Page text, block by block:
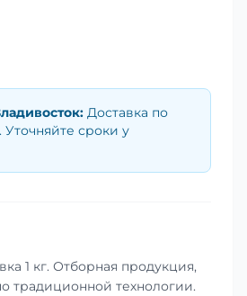
: Доставка по
сроки у
1 кг. Отборная продукция,
традиционной технологии.